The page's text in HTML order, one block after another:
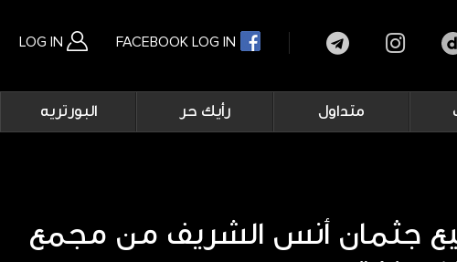
LOG IN FACEBOOK LOG IN
Main
navigation
متداول رأيك حر البورتريه
جثمان أنس الشريف من مجمع